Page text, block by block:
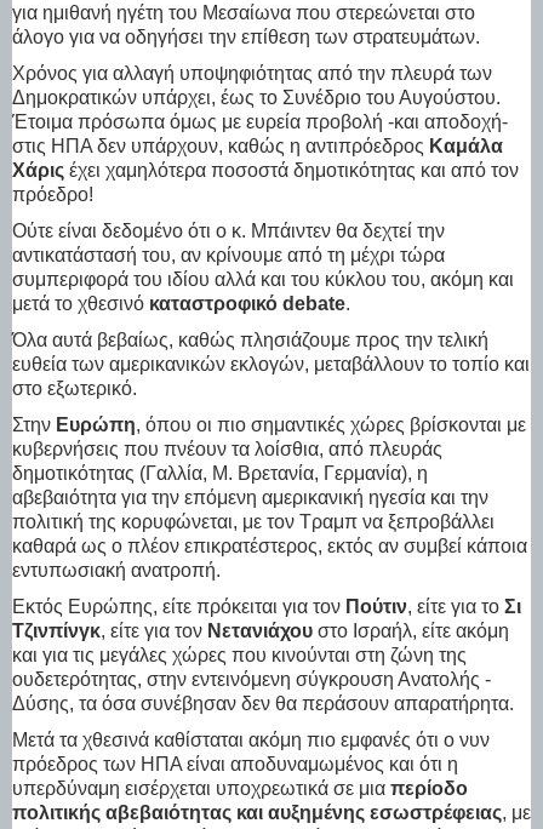
για ημιθανή ηγέτη του Μεσαίωνα που στερεώνεται στο
άλογο για να οδηγήσει την επίθεση των στρατευμάτων.
Χρόνος για αλλαγή υποψηφιότητας από την πλευρά των
Δημοκρατικών υπάρχει, έως το Συνέδριο του Αυγούστου.
Έτοιμα πρόσωπα όμως με ευρεία προβολή -και αποδοχή-
στις ΗΠΑ δεν υπάρχουν, καθώς η αντιπρόεδρος Καμάλα
Χάρις έχει χαμηλότερα ποσοστά δημοτικότητας και από τον
πρόεδρο!
Ούτε είναι δεδομένο ότι ο κ. Μπάιντεν θα δεχτεί την
αντικατάστασή του, αν κρίνουμε από τη μέχρι τώρα
συμπεριφορά του ιδίου αλλά και του κύκλου του, ακόμη και
μετά το χθεσινό καταστροφικό debate.
Όλα αυτά βεβαίως, καθώς πλησιάζουμε προς την τελική
ευθεία των αμερικανικών εκλογών, μεταβάλλουν το τοπίο και
στο εξωτερικό.
Στην Ευρώπη, όπου οι πιο σημαντικές χώρες βρίσκονται με
κυβερνήσεις που πνέουν τα λοίσθια, από πλευράς
δημοτικότητας (Γαλλία, Μ. Βρετανία, Γερμανία), η
αβεβαιότητα για την επόμενη αμερικανική ηγεσία και την
πολιτική της κορυφώνεται, με τον Τραμπ να ξεπροβάλλει
καθαρά ως ο πλέον επικρατέστερος, εκτός αν συμβεί κάποια
εντυπωσιακή ανατροπή.
Εκτός Ευρώπης, είτε πρόκειται για τον Πούτιν, είτε για το Σι
Τζινπίνγκ, είτε για τον Νετανιάχου στο Ισραήλ, είτε ακόμη
και για τις μεγάλες χώρες που κινούνται στη ζώνη της
ουδετερότητας, στην εντεινόμενη σύγκρουση Ανατολής -
Δύσης, τα όσα συνέβησαν δεν θα περάσουν απαρατήρητα.
Μετά τα χθεσινά καθίσταται ακόμη πιο εμφανές ότι ο νυν
πρόεδρος των ΗΠΑ είναι αποδυναμωμένος και ότι η
υπερδύναμη εισέρχεται υποχρεωτικά σε μια περίοδο
πολιτικής αβεβαιότητας και αυξημένης εσωστρέφειας, με